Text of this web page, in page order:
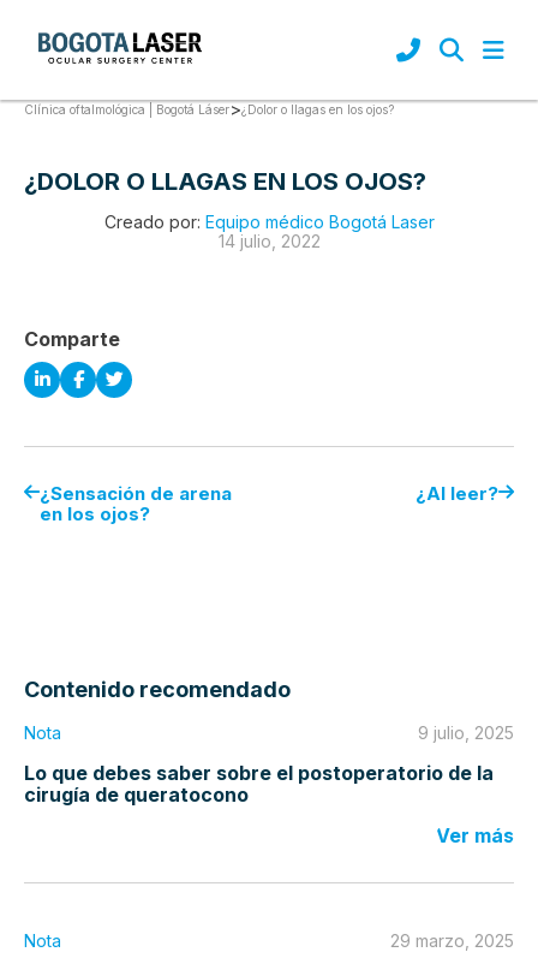
Clínica oftalmológica | Bogotá Láser>¿Dolor o llagas en los ojos?
¿DOLOR O LLAGAS EN LOS OJOS?
Creado por: Equipo médico Bogotá Laser
14 julio, 2022
Comparte
¿Sensación de arena
en los ojos?
¿Al leer?
Contenido recomendado
Nota 9 julio, 2025
Lo que debes saber sobre el postoperatorio de la
cirugía de queratocono
Ver más
Nota 29 marzo, 2025